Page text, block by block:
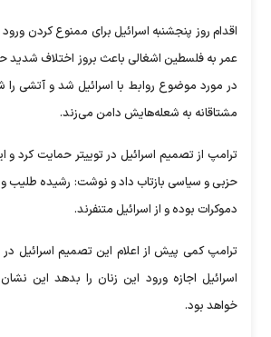
اقدام روز پنجشنبه اسرائیل برای ممنوع کردن
عمر به فلسطین اشغالی باعث بروز اختلاف شدید
در مورد موضوع روابط با اسرائیل شد و آتشی را
مشتاقانه به شعله‌هایش دامن می‌زند.
ترامپ از تصمیم اسرائیل در توییتر حمایت کرد و
حزبی و سیاسی بازتاب داد و نوشت: رشیده طلیب و
دموکرات بوده و از اسرائیل متنفرند.
ترامپ کمی پیش از اعلام این تصمیم اسرائیل در
اسرائیل اجازه ورود این زنان را بدهد این
خواهد بود.